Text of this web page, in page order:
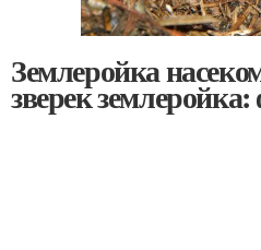
Землеройка
зверек